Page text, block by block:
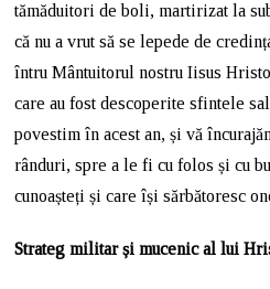
tămăduitori de boli, martirizat la
că nu a vrut să se lepede de
întru Mântuitorul nostru Iisus
care au fost descoperite sfintele
povestim în acest an, și vă
rânduri, spre a le fi cu folos și cu
cunoașteți și care își sărbătoresc
Strateg militar și mucenic al lui